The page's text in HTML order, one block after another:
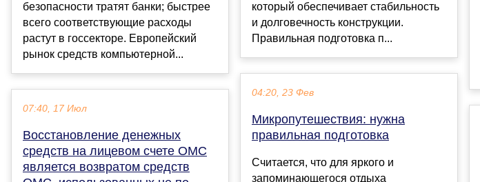
безопасности тратят банки; быстрее
всего соответствующие расходы
растут в госсекторе. Европейский
рынок средств компьютерной...
07:40, 17 Июл
Восстановление денежных
средств на лицевом счете ОМС
является возвратом средств
который обеспечивает стабильность
и долговечность конструкции.
Правильная подготовка п...
04:20, 23 Фев
Микропутешествия: нужна
правильная подготовка
Считается, что для яркого и
запоминающегося отдыха